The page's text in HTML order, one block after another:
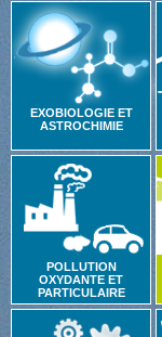
EXOBIOLOGIE ET
ASTROCHIMIE
POLLUTION
OXYDANTE ET
PARTICULAIRE